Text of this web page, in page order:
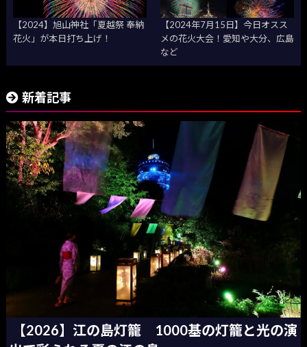
【2024】旭山神社「夏越祭 奉納
花火」が本日打ち上げ！
【2024年7月15日】今日オスス
メの花火大会！愛知や大分、広島
など
新着記事
【2026】江の島灯籠 1000基の灯籠と光の演